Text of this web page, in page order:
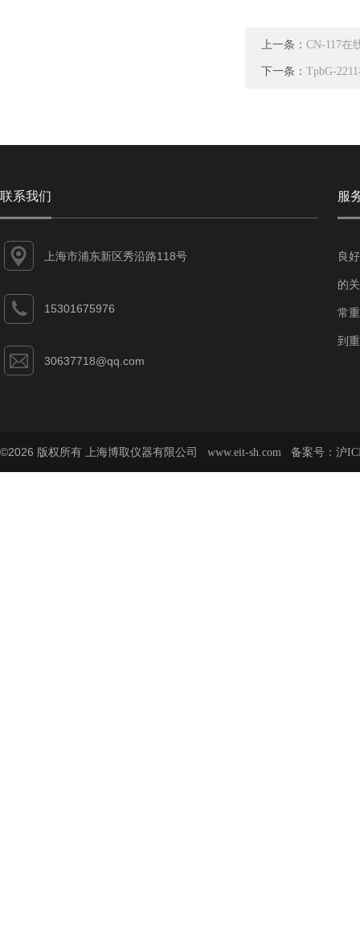
上一条： CN-117在
下一条： TpbG-
联系我们
上海市浦东新区秀沿路118号
15301675976
30637718@qq.com
服
良
的
常
到
©2026 版权所有 上海博取仪器有限公司 www.eit-sh.com 备案号： 沪